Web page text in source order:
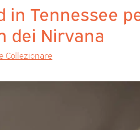
in Tennessee
dei Nirvana
Collezionare